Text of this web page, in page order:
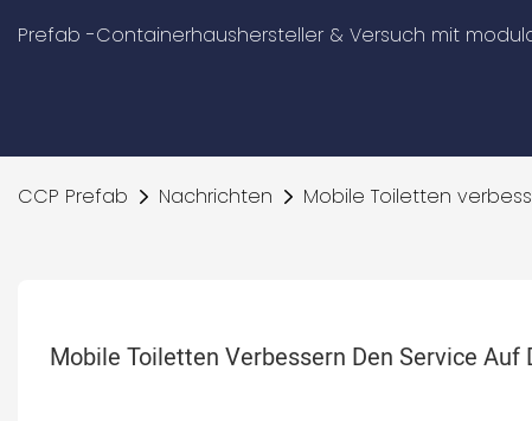
Prefab -Containerhaushersteller & Versuch mit
CCP Prefab Nachrichten Mobile Toiletten
Mobile Toiletten Verbessern Den Service Auf